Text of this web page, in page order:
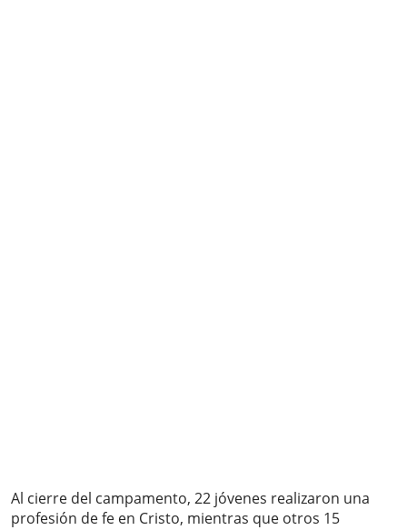
Al cierre del campamento, 22 jóvenes realizaron una
profesión de fe en Cristo, mientras que otros 15